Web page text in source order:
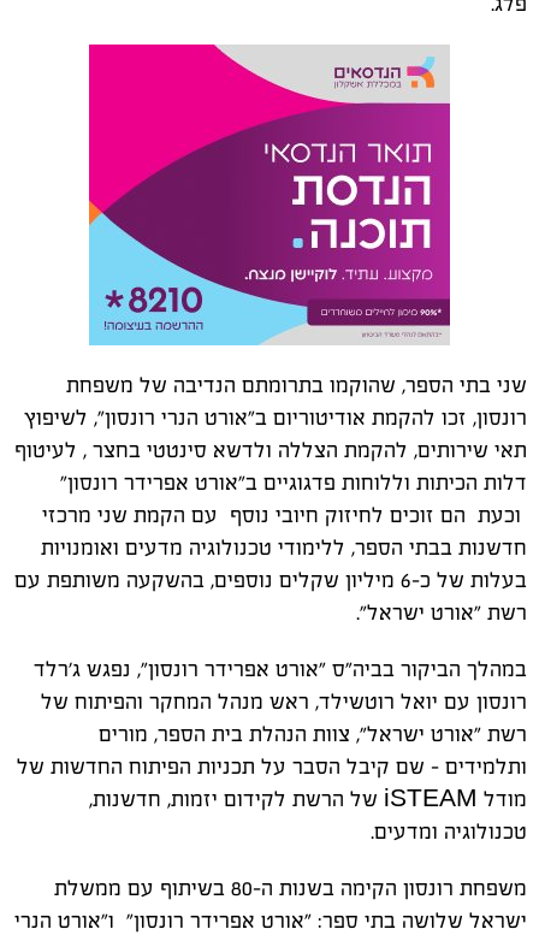
שני בתי הספר, שהוקמו בתרומתם הנדיבה של משפחת
רונסון, זכו להקמת אודיטוריום ב"אורט הנרי רונסון", לשיפוץ
תאי שירותים, להקמת הצללה ולדשא סינטטי בחצר , לעיטוף
דלות הכיתות וללוחות פדגוגיים ב"אורט אפרידר רונסון"
וכעת הם זוכים לחיזוק חיובי נוסף עם הקמת שני מרכזי
חדשנות בבתי הספר, ללימודי טכנולוגיה מדעים ואומנויות
בעלות של כ-6 מיליון שקלים נוספים, בהשקעה משותפת עם
רשת "אורט ישראל".
במהלך הביקור בביה"ס "אורט אפרידר רונסון", נפגש ג'רלד
רונסון עם יואל רוטשילד, ראש מנהל המחקר והפיתוח של
רשת "אורט ישראל", צוות הנהלת בית הספר, מורים
ותלמידים - שם קיבל הסבר על תכניות הפיתוח החדשות של
מודל iSTEAM של הרשת לקידום יזמות, חדשנות,
טכנולוגיה ומדעים.
משפחת רונסון הקימה בשנות ה-80 בשיתוף עם ממשלת
ישראל שלושה בתי ספר: "אורט אפרידר רונסון" ו"אורט הנרי